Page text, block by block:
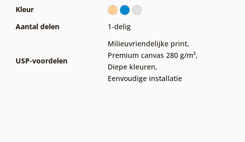
Kleur
Aantal delen
1-delig
USP-voordelen
Milieuvriendelijke print,
Premium canvas 280 g/m²,
Diepe kleuren,
Eenvoudige installatie